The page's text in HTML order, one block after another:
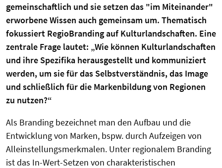
gemeinschaftlich und sie setzen das "im Miteinander"
erworbene Wissen auch gemeinsam um. Thematisch
fokussiert RegioBranding auf Kulturlandschaften. Eine
zentrale Frage lautet: „Wie können Kulturlandschaften
und ihre Spezifika herausgestellt und kommuniziert
werden, um sie für das Selbstverständnis, das Image
und schließlich für die Markenbildung von Regionen
zu nutzen?“
Als Branding bezeichnet man den Aufbau und die
Entwicklung von Marken, bspw. durch Aufzeigen von
Alleinstellungsmerkmalen. Unter regionalem Branding
ist das In-Wert-Setzen von charakteristischen